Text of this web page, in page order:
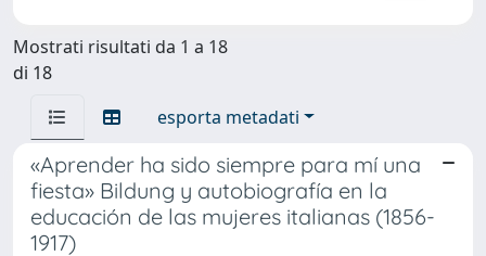
Mostrati risultati da 1 a 18
di 18
esporta metadati
«Aprender ha sido siempre para mí una
fiesta» Bildung y autobiografía en la
educación de las mujeres italianas (1856-
1917)